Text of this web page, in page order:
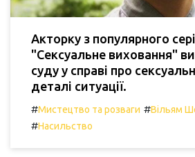
Акторку з популярного
"Сексуальне виховання"
суду у справі про
деталі ситуації.
#Мистецтво та розваги #Вільям
#Насильство